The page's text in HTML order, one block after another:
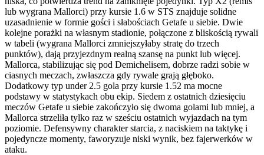
lub wygrana Mallorci) przy kursie 1.6 w STS znajduje solidne
uzasadnienie w formie gości i słabościach Getafe u siebie. Dwie
kolejne porażki na własnym stadionie, połączone z bliskością rywali
w tabeli (wygrana Mallorci zmniejszyłaby stratę do trzech
punktów), dają przyjezdnym realną szansę na punkt lub więcej.
Mallorca, stabilizując się pod Demichelisem, dobrze radzi sobie w
ciasnych meczach, zwłaszcza gdy rywale grają głęboko.
Dodatkowy typ under 2.5 gola przy kursie 1.52 ma mocne
podstawy w statystykach obu ekip. Siedem z ostatnich dziesięciu
meczów Getafe u siebie zakończyło się dwoma golami lub mniej, a
Mallorca strzeliła tylko raz w sześciu ostatnich wyjazdach na tym
poziomie. Defensywny charakter starcia, z naciskiem na taktykę i
pojedyncze momenty, faworyzuje niski wynik, bez fajerwerków w
ataku.